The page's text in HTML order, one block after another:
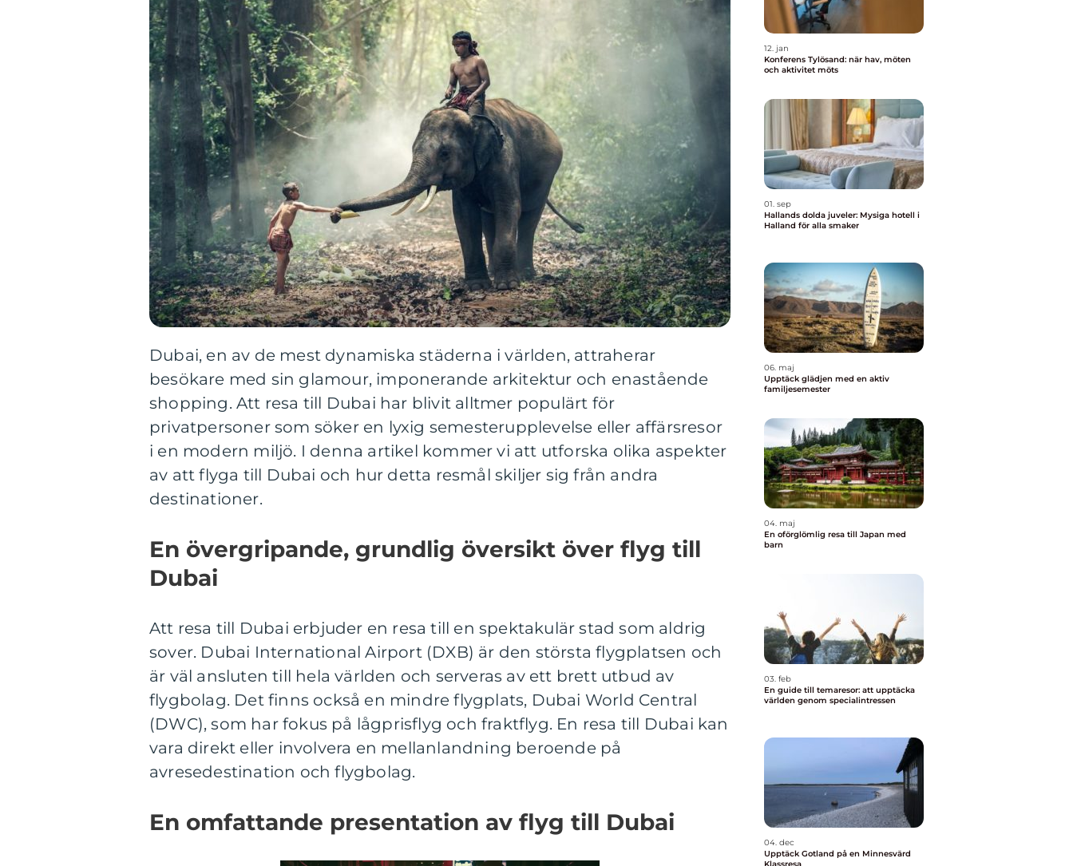
Dubai, en av de mest dynamiska städerna i världen, attraherar
besökare med sin glamour, imponerande arkitektur och enastående
shopping. Att resa till Dubai har blivit alltmer populärt för
privatpersoner som söker en lyxig semesterupplevelse eller affärsresor
i en modern miljö. I denna artikel kommer vi att utforska olika aspekter
av att flyga till Dubai och hur detta resmål skiljer sig från andra
destinationer.
En övergripande, grundlig översikt över flyg till
Dubai
Att resa till Dubai erbjuder en resa till en spektakulär stad som aldrig
sover. Dubai International Airport (DXB) är den största flygplatsen och
är väl ansluten till hela världen och serveras av ett brett utbud av
flygbolag. Det finns också en mindre flygplats, Dubai World Central
(DWC), som har fokus på lågprisflyg och fraktflyg. En resa till Dubai kan
vara direkt eller involvera en mellanlandning beroende på
avresedestination och flygbolag.
En omfattande presentation av flyg till Dubai
12. jan
Konferens Tylösand: när hav, möten
och aktivitet möts
01. sep
Hallands dolda juveler: Mysiga hotell i
Halland för alla smaker
06. maj
Upptäck glädjen med en aktiv
familjesemester
04. maj
En oförglömlig resa till Japan med
barn
03. feb
En guide till temaresor: att upptäcka
världen genom specialintressen
04. dec
Upptäck Gotland på en Minnesvärd